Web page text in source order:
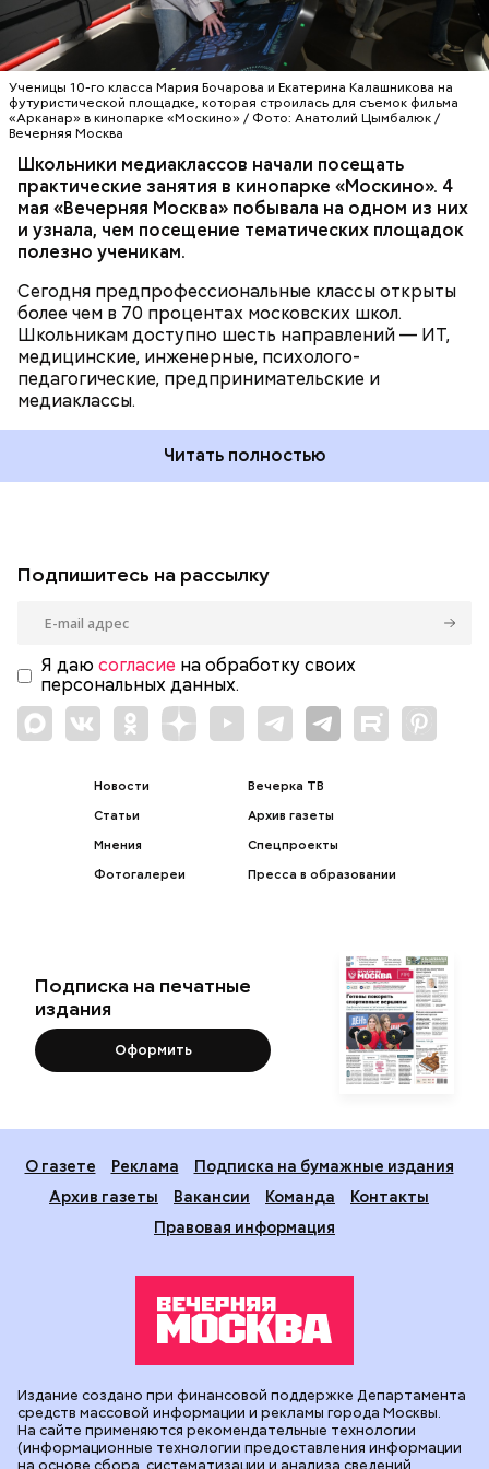
Ученицы 10-го класса Мария Бочарова и Екатерина Калашникова на
футуристической площадке, которая строилась для съемок фильма
«Арканар» в кинопарке «Москино» / Фото: Анатолий Цымбалюк /
Вечерняя Москва
Школьники медиаклассов начали посещать
практические занятия в кинопарке «Москино». 4
мая «Вечерняя Москва» побывала на одном из них
и узнала, чем посещение тематических площадок
полезно ученикам.
Сегодня предпрофессиональные классы открыты
более чем в 70 процентах московских школ.
Школьникам доступно шесть направлений — ИТ,
медицинские, инженерные, психолого-
педагогические, предпринимательские и
медиаклассы.
практический опыт и осознанно выбрать будущую
профессию, — отметила заместитель мэра Москвы
по вопросам социального развития Анастасия
Ракова. — Речь идет о полноценном погружении:
ребята работают на реальных площадках вместе с
действующими специалистами из интересующей
их сферы. Одно из направлений
предпрофессионального образования —
медиаклассы, в которых сегодня учатся более
шести тысяч школьников.
Читать полностью
МОЛОДЕЖЬ ОБРАЗОВАНИЕ
МОСКВА
ШКОЛЫ
МОСКИНО
Подпишитесь на рассылку
Я даю согласие на обработку своих
персональных данных.
Новости
Статьи
Мнения
Фотогалереи
Вечерка ТВ
Архив газеты
Спецпроекты
Пресса в образовании
Подписка на печатные
издания
Оформить
О газете Реклама
Подписка на бумажные издания
Архив газеты
Вакансии Команда
Контакты
Правовая информация
Издание создано при финансовой поддержке Департамента
средств массовой информации и рекламы города Москвы.
На сайте применяются рекомендательные технологии
(информационные технологии предоставления информации
на основе сбора, систематизации и анализа сведений,